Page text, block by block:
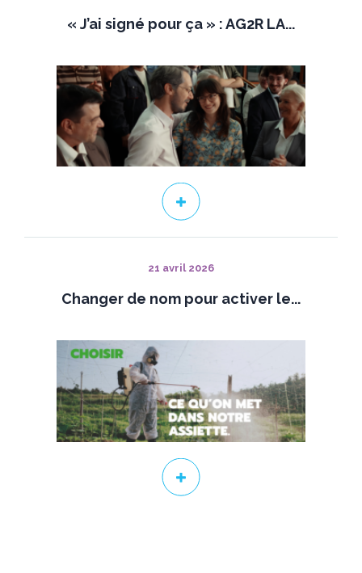
« J’ai signé pour ça » : AG2R LA...
21 avril 2026
Changer de nom pour activer le...